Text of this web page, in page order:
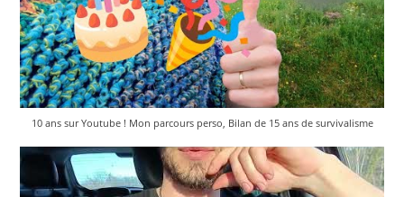
10 ans sur Youtube ! Mon parcours perso, Bilan de 15 ans de survivalisme